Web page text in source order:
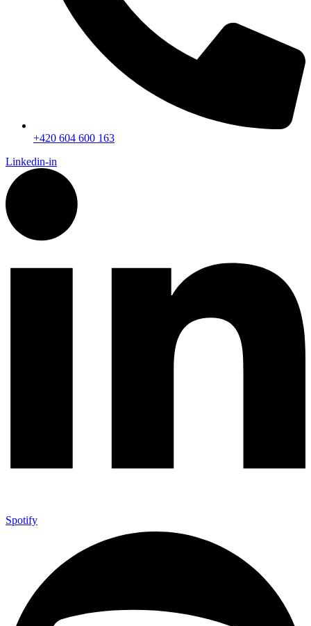
+420 604 600 163
Linkedin-in
Spotify